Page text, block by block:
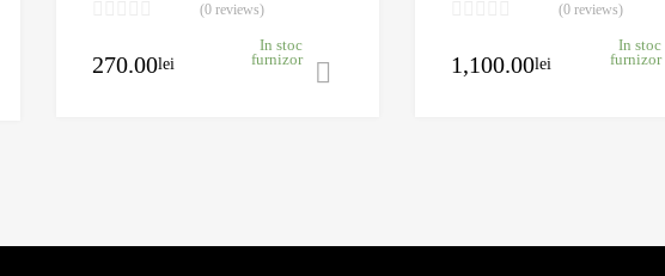
Adaugă în coș
(0 reviews)
270.00lei
In stoc
furnizor
Adaugă în coș
(0 reviews)
1,100.00lei
In stoc
furnizor